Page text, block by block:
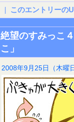
| このエントリーの
絶望のすみっこ
こ」
2008年9月25日（木曜